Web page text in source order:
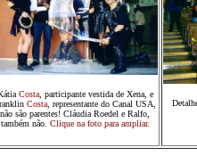
Costa, participante vestida de Xena, e
Costa , representante do Canal USA,
não são parentes! Cláudia Roedel e Ralfo,
também não. Clique na foto para ampliar.